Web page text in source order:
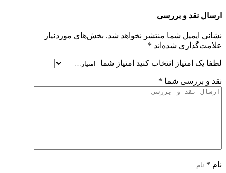
ارسال نقد و بررسی
نشانی ایمیل شما منتشر نخواهد شد. بخش‌های موردنیاز
علامت‌گذاری شده‌اند *
لطفا یک امتیاز انتخاب کنید امتیاز شما
نقد و بررسی شما *
نام *